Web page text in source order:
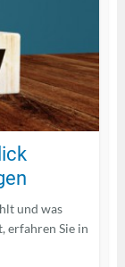
und was
erfahren Sie in